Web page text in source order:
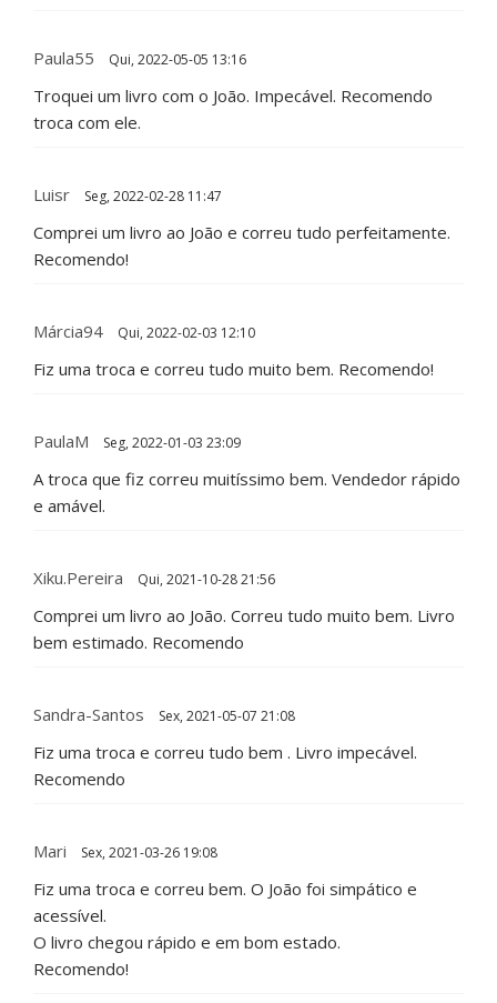
Paula55 Qui, 2022-05-05 13:16
Troquei um livro com o João. Impecável. Recomendo
troca com ele.
Luisr Seg, 2022-02-28 11:47
Comprei um livro ao João e correu tudo perfeitamente.
Recomendo!
Márcia94 Qui, 2022-02-03 12:10
Fiz uma troca e correu tudo muito bem. Recomendo!
PaulaM Seg, 2022-01-03 23:09
A troca que fiz correu muitíssimo bem. Vendedor rápido
e amável.
Xiku.pereira Qui, 2021-10-28 21:56
Comprei um livro ao João. Correu tudo muito bem. Livro
bem estimado. Recomendo
Sandra-Santos Sex, 2021-05-07 21:08
Fiz uma troca e correu tudo bem . Livro impecável.
Recomendo
Mari Sex, 2021-03-26 19:08
Fiz uma troca e correu bem. O João foi simpático e
acessível.
O livro chegou rápido e em bom estado.
Recomendo!